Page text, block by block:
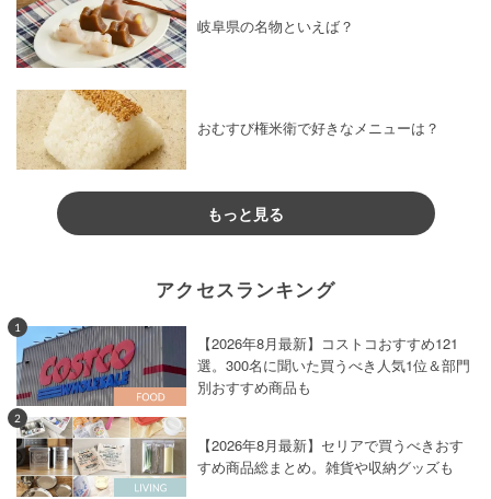
岐阜県の名物といえば？
おむすび権米衛で好きなメニューは？
もっと見る
アクセスランキング
1
【2026年8月最新】コストコおすすめ121
選。300名に聞いた買うべき人気1位＆部門
別おすすめ商品も
2
【2026年8月最新】セリアで買うべきおす
すめ商品総まとめ。雑貨や収納グッズも